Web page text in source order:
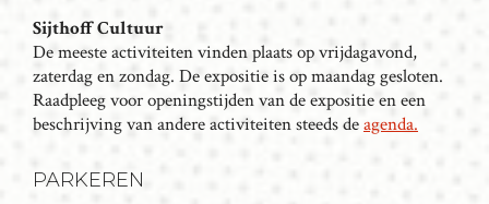
N
A
V
I
G
A
Sijthoff Cultuur
De meeste activiteiten vinden plaats op vrijdagavond,
zaterdag en zondag. De expositie is op maandag gesloten.
Raadpleeg voor openingstijden van de expositie en een
beschrijving van andere activiteiten steeds deagenda.
PARKEREN